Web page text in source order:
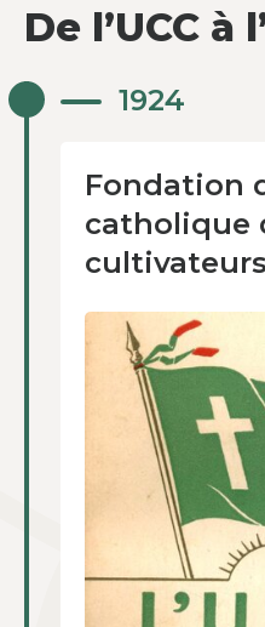
De l’UCC à
1924
Fondation
catholique
cultivateurs